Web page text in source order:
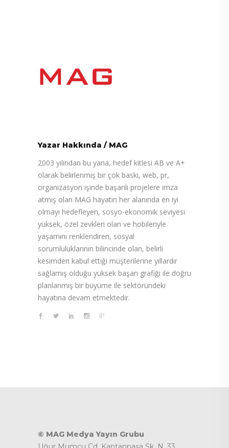
Yazar Hakkında / MAG
2003 yılından bu yana, hedef kitlesi AB ve A+
olarak belirlenmiş bir çok baskı, web, pr,
organizasyon işinde başarılı projelere imza
atmış olan MAG hayatın her alanında en iyi
olmayı hedefleyen, sosyo-ekonomik seviyesi
yüksek, özel zevkleri olan ve hobileriyle
yaşamını renklendiren, sosyal
sorumluluklarının bilincinde olan, belirli
kesimden kabul ettiği müşterilerine yıllardır
sağlamış olduğu yüksek başarı grafiği ile doğru
planlanmış bir büyüme ile sektöründeki
hayatına devam etmektedir.
© MAG Medya Yayın Grubu